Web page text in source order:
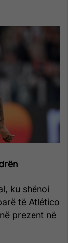
ku shënoi
të Atlético
prezent në